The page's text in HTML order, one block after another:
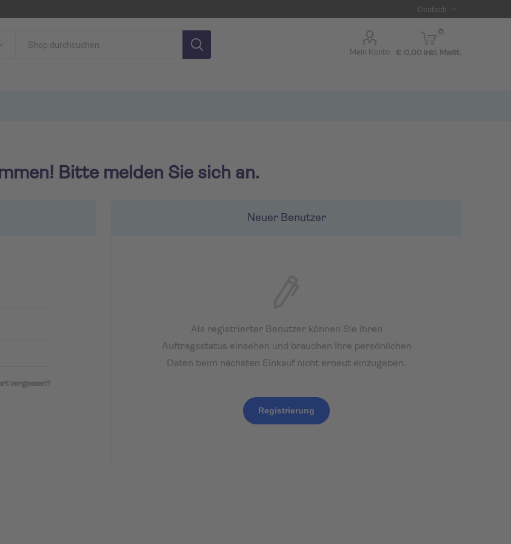
Mein Konto
0
€ 0,00 inkl. MwSt.
Bitte melden Sie sich an.
Neuer Benutzer
Als registrierter Benutzer können Sie Ihren
Auftragsstatus einsehen und brauchen Ihre persönlichen
Daten beim nächsten Einkauf nicht erneut einzugeben.
Registrierung
vergessen?